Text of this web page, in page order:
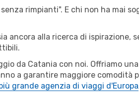
rimpianti". E chi non ha mai
ancora alla ricerca di ispirazione,
da Catania con noi. Offriamo
a garantire maggiore comodità
grande agenzia di viaggi d'Europa